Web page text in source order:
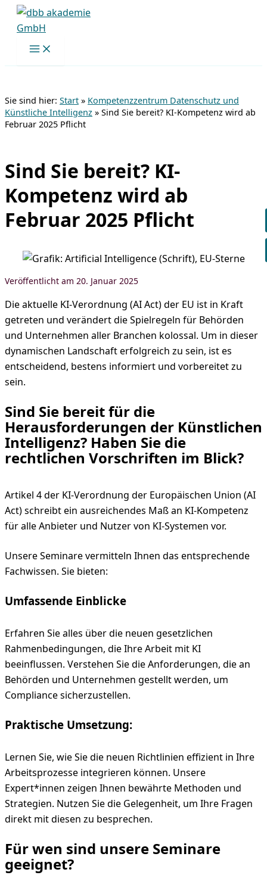
Zum
Inhalt
springen
Sie sind hier: Start » Kompetenzzentrum Datenschutz und
Künstliche Intelligenz » Sind Sie bereit? KI-Kompetenz wird ab
Februar 2025 Pflicht
Sind Sie bereit? KI-
Kompetenz wird ab
Februar 2025 Pflicht
20. Januar 2025
Die aktuelle KI-Verordnung (AI Act) der EU ist in Kraft
getreten und verändert die Spielregeln für Behörden
und Unternehmen aller Branchen kolossal. Um in dieser
dynamischen Landschaft erfolgreich zu sein, ist es
entscheidend, bestens informiert und vorbereitet zu
sein.
Sind Sie bereit für die
Herausforderungen der Künstlichen
Intelligenz? Haben Sie die
rechtlichen Vorschriften im Blick?
Artikel 4 der KI-Verordnung der Europäischen Union (AI
Act) schreibt ein ausreichendes Maß an KI-Kompetenz
für alle Anbieter und Nutzer von KI-Systemen vor.
Unsere Seminare vermitteln Ihnen das entsprechende
Fachwissen. Sie bieten:
Umfassende Einblicke
Erfahren Sie alles über die neuen gesetzlichen
Rahmenbedingungen, die Ihre Arbeit mit KI
beeinflussen. Verstehen Sie die Anforderungen, die an
Behörden und Unternehmen gestellt werden, um
Compliance sicherzustellen.
Praktische Umsetzung:
Lernen Sie, wie Sie die neuen Richtlinien effizient in Ihre
Arbeitsprozesse integrieren können. Unsere
Expert*innen zeigen Ihnen bewährte Methoden und
Strategien. Nutzen Sie die Gelegenheit, um Ihre Fragen
direkt mit diesen zu besprechen.
Für wen sind unsere Seminare
geeignet?